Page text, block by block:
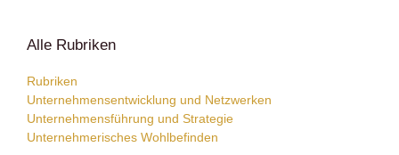
Alle Rubriken
Rubriken
Unternehmensentwicklung und Netzwerken
Unternehmensführung und Strategie
Unternehmerisches Wohlbefinden